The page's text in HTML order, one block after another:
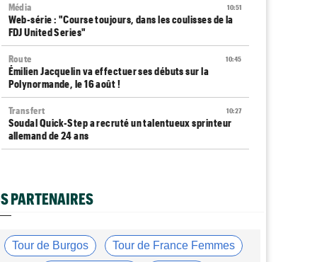
10:51
Média
Web-série : "Course toujours, dans les coulisses de la
FDJ United Series"
10:45
Route
Émilien Jacquelin va effectuer ses débuts sur la
Polynormande, le 16 août !
10:27
Transfert
Soudal Quick-Step a recruté un talentueux sprinteur
allemand de 24 ans
Route
Isaac Del Toro a prolongé avec UAE Team Emirates-XRG
09:45
Tour de France Femmes
PARTENAIRES
Tour de Burgos Tour de France Femmes